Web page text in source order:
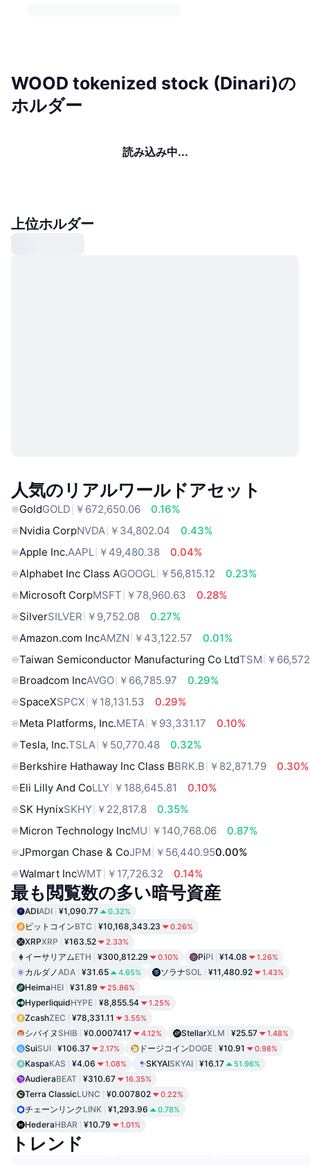
WOOD tokenized stock (Dinari)の
ホルダー
読み込み中...
上位ホルダー
人気のリアルワールドアセット
GoldGOLD ￥672,650.06
0.16%
Nvidia CorpNVDA ￥34,802.04
0.43%
Apple Inc.AAPL ￥49,480.38
0.04%
Alphabet Inc Class AGOOGL ￥56,815.12
0.23%
Microsoft CorpMSFT ￥78,960.63
0.28%
SilverSILVER ￥9,752.08
0.27%
Amazon.com IncAMZN ￥43,122.57
0.01%
Taiwan Semiconductor Manufacturing Co LtdTSM ￥
Broadcom IncAVGO ￥66,785.97
0.29%
SpaceXSPCX ￥18,131.53
0.29%
Meta Platforms, Inc.META ￥93,331.17
0.10%
Tesla, Inc.TSLA ￥50,770.48
0.32%
Berkshire Hathaway Inc Class BBRK.B ￥82,871.79
0.30%
Eli Lilly And CoLLY ￥188,645.81
0.10%
SK HynixSKHY ￥22,817.8
0.35%
Micron Technology IncMU ￥140,768.06
0.87%
JPmorgan Chase & CoJPM ￥56,440.950.00%
Walmart IncWMT ￥17,726.32 0.14%
最も閲覧数の多い暗号資産
ADIADI ¥1,090.77 0.32%
ビットコインBTC ¥10,168,343.23 0.26%
XRPXRP ¥163.52 2.33%
イーサリアムETH ¥300,812.29 0.10% PiPI ¥14.08 1.26%
カルダノADA ¥31.65 4.65% ソラナSOL ¥11,480.92 1.43%
HeimaHEI ¥31.89 25.86%
HyperliquidHYPE ¥8,855.54 1.25%
ZcashZEC ¥78,331.11 3.55%
シバイヌ SHIB ¥0.0007417 4.12% StellarXLM ¥25.57 1.48%
SuiSUI ¥106.37 2.17% ドージコインDOGE ¥10.91 0.98%
KaspaKAS ¥4.06 1.08% SKYAISKYAI ¥16.17 51.96%
AudieraBEAT ¥310.67 16.35%
Terra ClassicLUNC ¥0.007802 0.22%
チェーンリンク LINK ¥1,293.96 0.78%
HederaHBAR ¥10.79 1.01%
トレンド